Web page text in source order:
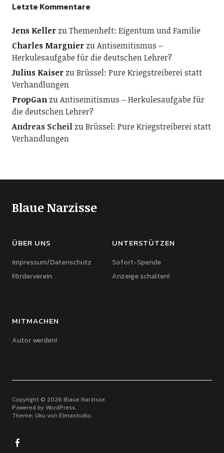
Letzte Kommentare
Jens KellerzuThemenheft: Eigentum und Familie
Charles MargnierzuAntisemitismus –
Herkulesaufgabe für die deutschen Lehrer?
Julius KaiserzuBrüssel: Pure Kriegstreiberei statt
Verhandlungen
PropGanzuAntisemitismus – Herkulesaufgabe für
die deutschen Lehrer?
Andreas ScheilzuBrüssel: Pure Kriegstreiberei statt
Verhandlungen
Blaue Narzisse
ÜBER UNS
Impressum/Datenschutz
Förderverein
UNTERSTÜTZEN
Sofort-Spende
Anzeige schalten!
MITMACHEN
Autor werden!
Copyright © 2026 Blaue Narzisse
Powered by WordPress
Theme: Uku von Elmastudio